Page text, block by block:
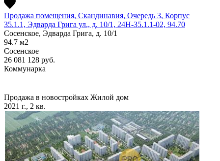
Продажа помещения, Скандинавия, Очередь 3, Корпус
35.1.1, Эдварда Грига ул., д. 10/1, 24Н-35.1.1-02, 94.70
Сосенское, Эдварда Грига, д. 10/1
94.7 м2
Сосенское
26 081 128 руб.
Коммунарка
Продажа в новостройках Жилой дом
2021 г., 2 кв.